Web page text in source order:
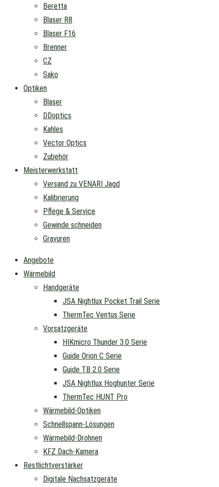
Beretta
Blaser R8
Blaser F16
Brenner
CZ
Sako
Optiken
Blaser
DDoptics
Kahles
Vector Optics
Zubehör
Meisterwerkstatt
Versand zu VENARI Jagd
Kalibrierung
Pflege & Service
Gewinde schneiden
Gravuren
Angebote
Wärmebild
Handgeräte
JSA Nightlux Pocket Trail Serie
ThermTec Ventus Serie
Vorsatzgeräte
HIKmicro Thunder 3.0 Serie
Guide Orion C Serie
Guide TB 2.0 Serie
JSA Nightlux Hoghunter Serie
ThermTec HUNT Pro
Wärmebild-Optiken
Schnellspann-Lösungen
Wärmebild-Drohnen
KFZ Dach-Kamera
Restlichtverstärker
Digitale Nachsatzgeräte